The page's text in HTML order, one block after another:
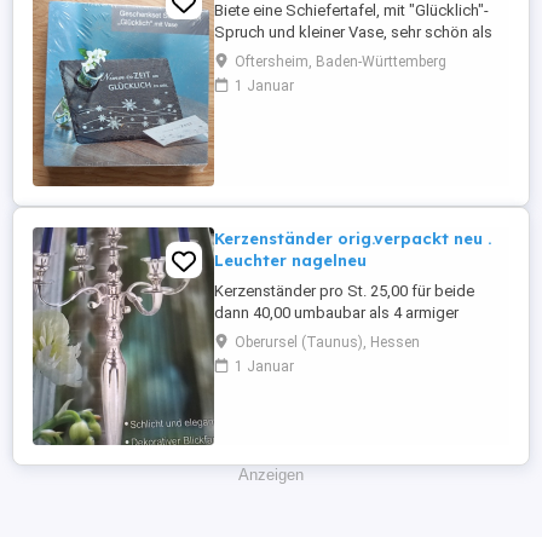
Biete eine Schiefertafel, mit "Glücklich"-
Spruch und kleiner Vase, sehr schön als
kleines Beigabengeschenk, oder als
Mitbringsel, original verpackt und
verschweißt. Versand ist auf Ihre Kosten
Oftersheim, Baden-Württemberg
1 Januar
Kerzenständer orig.verpackt neu .
Leuchter nagelneu
Kerzenständer pro St. 25,00 für beide
dann 40,00 umbaubar als 4 armiger
Kerzenständer insgesamt gibt es 2 St.
Sind original verpackt
Oberursel (Taunus), Hessen
1 Januar
Anzeigen